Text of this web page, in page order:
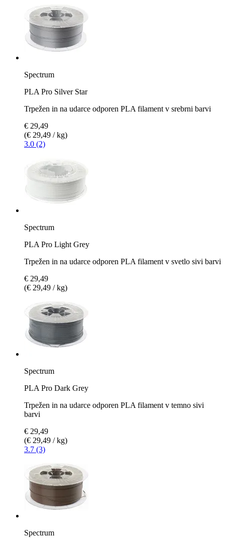
Spectrum
PLA Pro Silver Star
Trpežen in na udarce odporen PLA filament v srebrni barvi
€ 29,49
(€ 29,49 / kg)
3.0 (2)
Spectrum
PLA Pro Light Grey
Trpežen in na udarce odporen PLA filament v svetlo sivi barvi
€ 29,49
(€ 29,49 / kg)
Spectrum
PLA Pro Dark Grey
Trpežen in na udarce odporen PLA filament v temno sivi
barvi
€ 29,49
(€ 29,49 / kg)
3.7 (3)
Spectrum